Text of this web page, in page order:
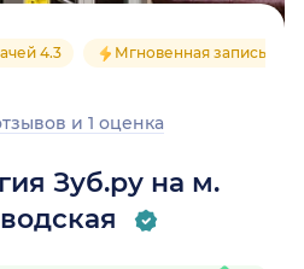
Зуб.ру на м.
4.3 Мгновенная запись
и 1 оценка